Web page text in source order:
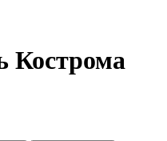
Кострома